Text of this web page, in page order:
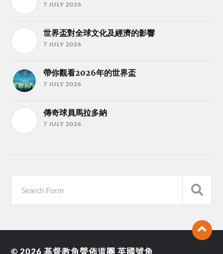
7 JULY 2026
世界盃對全球文化及經濟的影響
7 JULY 2026
帶你觀看2026年的世界盃
7 JULY 2026
傳奇球員馬拉多納
7 JULY 2026
© 2026基督教角聲佈道團 英國號角